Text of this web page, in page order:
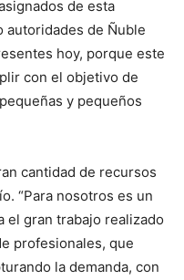
de esta
autoridades de Ñuble
hoy, porque este
con el objetivo de
y pequeños
cantidad de recursos
“Para nosotros es un
gran trabajo realizado
profesionales, que
la demanda, con